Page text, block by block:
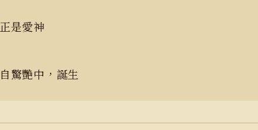
正是愛神
自驚艷中，誕生